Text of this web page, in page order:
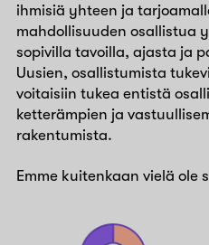
ihmisiä yhteen ja
mahdollisuuden osallistua
sopivilla tavoilla, ajasta ja
Uusien, osallistumista
voitaisiin tukea entistä
ketterämpien ja
rakentumista.
Emme kuitenkaan vielä ole